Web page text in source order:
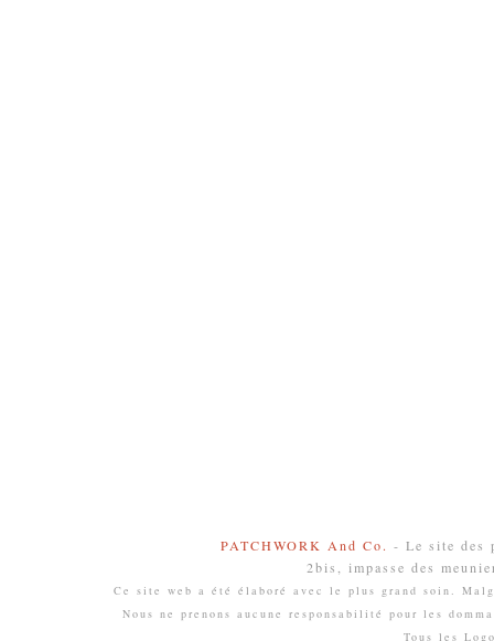
PATCHWORK And Co. - Le site des
2bis, impasse des
Ce site web a été élaboré avec le plus grand soin.
Nous ne prenons aucune responsabilité pour les
Tous les